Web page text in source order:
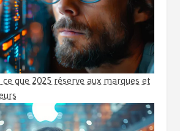
que 2025 réserve aux marques et